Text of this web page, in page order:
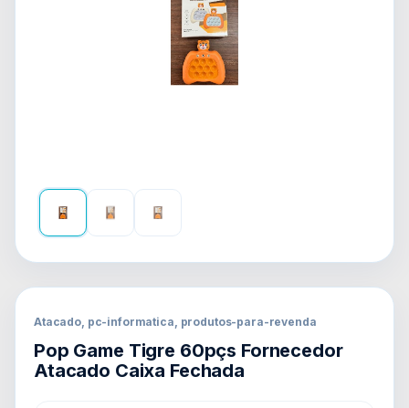
Atacado, pc-informatica, produtos-para-revenda
Pop Game Tigre 60pçs Fornecedor
Atacado Caixa Fechada